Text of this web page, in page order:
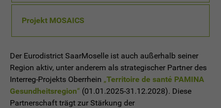
Projekt MOSAICS
Der Eurodistrict SaarMoselle ist auch außerhalb seiner
Region aktiv, unter anderem als strategischer Partner des
Interreg-Projekts Oberrhein „Territoire de santé PAMINA
Gesundheitsregion“ (01.01.2025-31.12.2028). Diese
Partnerschaft trägt zur Stärkung der